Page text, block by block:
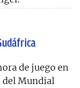
de juego en
del Mundial